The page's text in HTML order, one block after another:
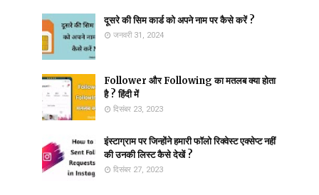
दूसरे की सिम कार्ड को अपने नाम पर कैसे करें ?
जनवरी 31, 2024
Follower और Following का मतलब क्या होता
है ? हिंदी में
दिसंबर 23, 2023
इंस्टाग्राम पर जिन्होंने हमारी फॉलो रिक्वेस्ट एक्सेप्ट नहीं
की उनकी लिस्ट कैसे देखें ?
दिसंबर 27, 2023